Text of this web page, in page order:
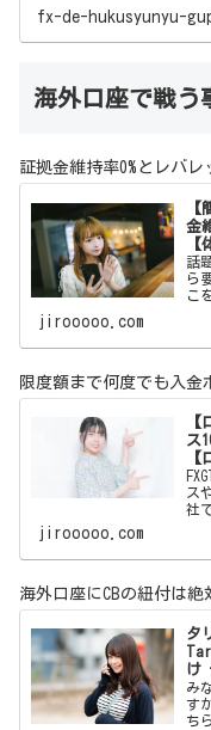
fx-de-hukusyunyu-
海外口座で戦う
証拠金維持率0%とレバレ
金
【
話
ら
こ
す
jirooooo.com
限度額まで何度でも入金
【
ス
【
ス
社
開
jirooooo.com
海外口座にCBの紐付は絶
タ
け
み
す
ち